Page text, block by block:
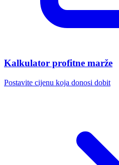
Kalkulator profitne marže
Postavite cijenu koja donosi dobit